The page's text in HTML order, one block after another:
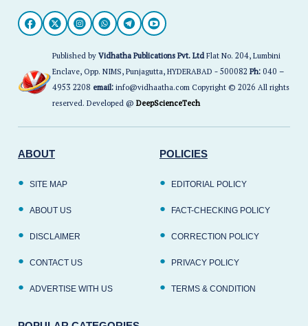
Published byVidhatha Publications Pvt. LtdFlat No. 204, Lumbini
Enclave, Opp. NIMS, Punjagutta, HYDERABAD - 500082Ph:040 –
4953 2208 email:info@vidhaatha.com Copyright © 2026 All rights
reserved. Developed @DeepScienceTech
ABOUT
SITE MAP
ABOUT US
DISCLAIMER
CONTACT US
ADVERTISE WITH US
POLICIES
EDITORIAL POLICY
FACT-CHECKING POLICY
CORRECTION POLICY
PRIVACY POLICY
TERMS & CONDITION